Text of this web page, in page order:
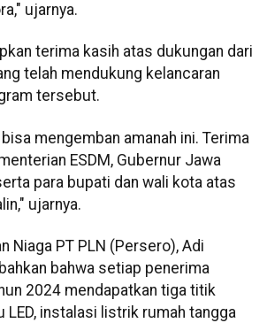
ujarnya.
terima kasih atas dukungan dari
telah mendukung kelancaran
tersebut.
mengemban amanah ini. Terima
ESDM, Gubernur Jawa
para bupati dan wali kota atas
ujarnya.
Niaga PT PLN (Persero), Adi
bahwa setiap penerima
2024 mendapatkan tiga titik
LED, instalasi listrik rumah tangga